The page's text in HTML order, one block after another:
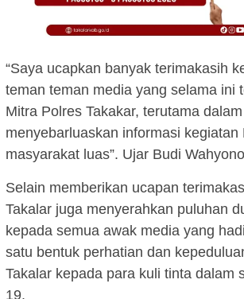
“Saya ucapkan banyak terimakasih
teman teman media yang selama ini
Mitra Polres Takakar, terutama dalam
menyebarluaskan informasi kegiatan
masyarakat luas”. Ujar Budi
Selain memberikan ucapan
Takalar juga menyerahkan puluhan
kepada semua awak media yang
satu bentuk perhatian dan
Takalar kepada para kuli tinta dalam
19.